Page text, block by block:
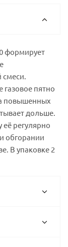
формирует
смеси.
пятно
повышенных
дольше.
её регулярно
обгорании
В упаковке 2